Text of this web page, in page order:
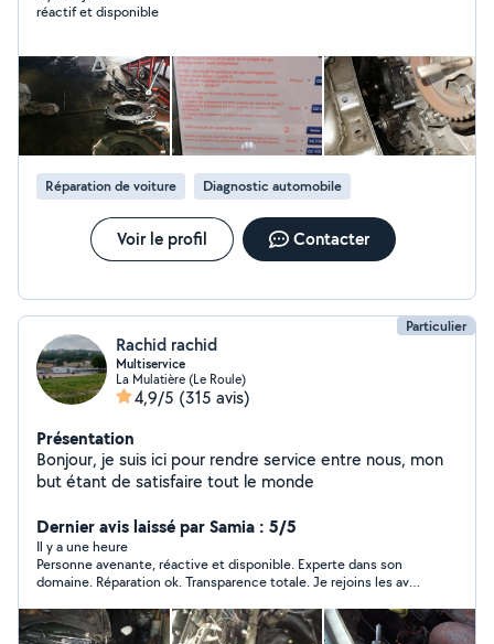
réactif et disponible
Réparation de voiture Diagnostic automobile
Voir le profil Contacter
Particulier
Rachid rachid
Multiservice
La Mulatière (Le Roule)
4,9/5 (315 avis)
Présentation
Bonjour, je suis ici pour rendre service entre nous, mon
but étant de satisfaire tout le monde
Dernier avis laissé par Samia : 5/5
Il y a une heure
Personne avenante, réactive et disponible. Experte dans son
domaine. Réparation ok. Transparence totale. Je rejoins les avis
vivement.